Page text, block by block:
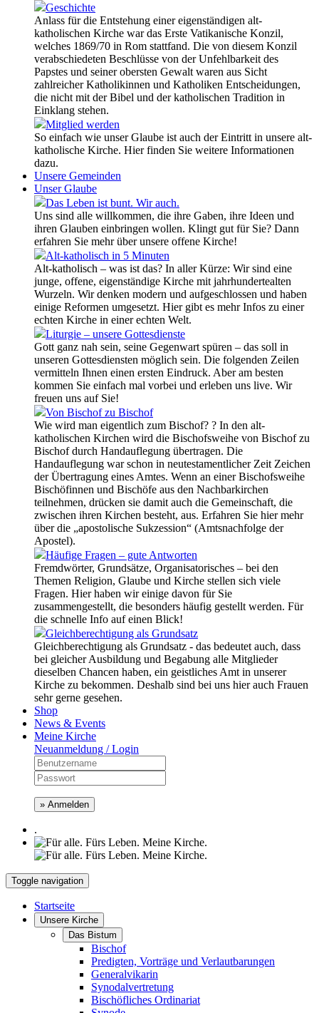
Geschichte
Anlass für die Entstehung einer eigenständigen alt-
katholischen Kirche war das Erste Vatikanische Konzil,
welches 1869/70 in Rom stattfand. Die von diesem Konzil
verabschiedeten Beschlüsse von der Unfehlbarkeit des
Papstes und seiner obersten Gewalt waren aus Sicht
zahlreicher Katholikinnen und Katholiken Entscheidungen,
die nicht mit der Bibel und der katholischen Tradition in
Einklang stehen.
Mitglied werden
So einfach wie unser Glaube ist auch der Eintritt in unsere alt-
katholische Kirche. Hier finden Sie weitere Informationen
dazu.
Unsere Gemeinden
Unser Glaube
Das Leben ist bunt. Wir auch.
Uns sind alle willkommen, die ihre Gaben, ihre Ideen und
ihren Glauben einbringen wollen. Klingt gut für Sie? Dann
erfahren Sie mehr über unsere offene Kirche!
Alt-katholisch in 5 Minuten
Alt-katholisch – was ist das? In aller Kürze: Wir sind eine
junge, offene, eigenständige Kirche mit jahrhundertealten
Wurzeln. Wir denken modern und aufgeschlossen und haben
einige Reformen umgesetzt. Hier gibt es mehr Infos zu einer
echten Kirche in einer echten Welt.
Liturgie – unsere Gottesdienste
Gott ganz nah sein, seine Gegenwart spüren – das soll in
unseren Gottesdiensten möglich sein. Die folgenden Zeilen
vermitteln Ihnen einen ersten Eindruck. Aber am besten
kommen Sie einfach mal vorbei und erleben uns live. Wir
freuen uns auf Sie!
Von Bischof zu Bischof
Wie wird man eigentlich zum Bischof? ? In den alt-
katholischen Kirchen wird die Bischofsweihe von Bischof zu
Bischof durch Handauflegung übertragen. Die
Handauflegung war schon in neutestamentlicher Zeit Zeichen
der Übertragung eines Amtes. Wenn an einer Bischofsweihe
Bischöfinnen und Bischöfe aus den Nachbarkirchen
teilnehmen, drücken sie damit auch die Gemeinschaft, die
zwischen ihren Kirchen besteht, aus. Erfahren Sie hier mehr
über die „apostolische Sukzession“ (Amtsnachfolge der
Apostel).
Häufige Fragen – gute Antworten
Fremdwörter, Grundsätze, Organisatorisches – bei den
Themen Religion, Glaube und Kirche stellen sich viele
Fragen. Hier haben wir einige davon für Sie
zusammengestellt, die besonders häufig gestellt werden. Für
die schnelle Info auf einen Blick!
Gleichberechtigung als Grundsatz
Gleichberechtigung als Grundsatz - das bedeutet auch, dass
bei gleicher Ausbildung und Begabung alle Mitglieder
dieselben Chancen haben, ein geistliches Amt in unserer
Kirche zu bekommen. Deshalb sind bei uns hier auch Frauen
sehr gerne gesehen.
Shop
News & Events
Meine Kirche
Neuanmeldung / Login
» Anmelden
.
Toggle navigation
Startseite
Unsere Kirche
Das Bistum
Bischof
Predigten, Vorträge und Verlautbarungen
Generalvikarin
Synodalvertretung
Bischöfliches Ordinariat